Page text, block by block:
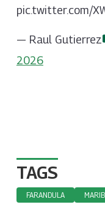
pic.twitter.com/
— Raul Gutierrez
2026
TAGS
FARANDULA